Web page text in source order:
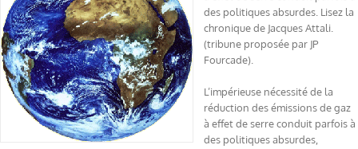
des politiques absurdes. Lisez la
chronique de Jacques Attali.
(tribune proposée par JP
Fourcade).
L’impérieuse nécessité de la
réduction des émissions de gaz
à effet de serre conduit parfois à
des politiques absurdes,